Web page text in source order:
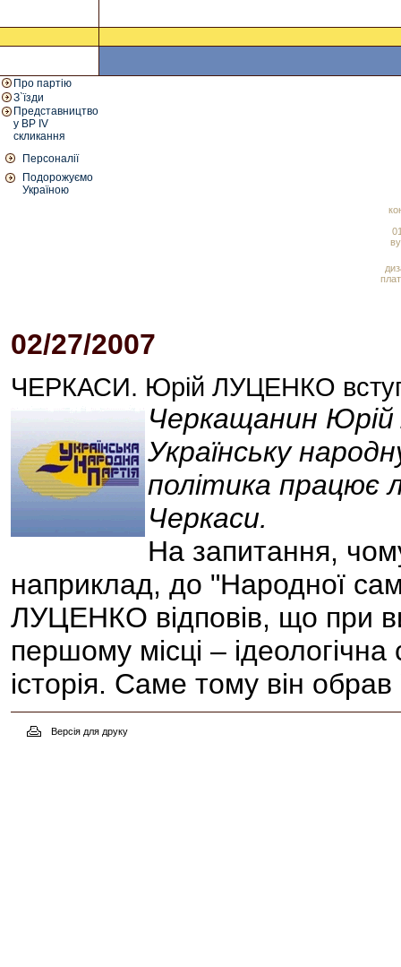
Про партію
З`їзди
Представництво
у ВР IV
скликання
Персоналії
Подорожуємо
Україною
02/27/2007
ЧЕРКАСИ. Юрій ЛУЦЕНКО
Черкащанин
Українську
політика працює
Черкаси.
На запитання,
наприклад, до "Народної
ЛУЦЕНКО відповів, що при
першому місці – ідеологічна
історія. Саме тому він
Версія для друку